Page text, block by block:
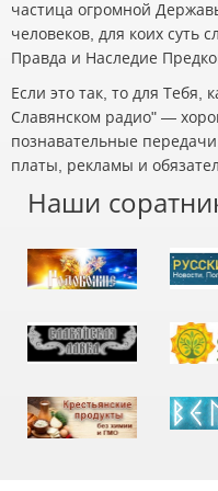
частица огромной
человеков, для коих суть
Правда и Наследие
Если это так, то для
Славянском радио" —
познавательные
платы, рекламы и
Наши